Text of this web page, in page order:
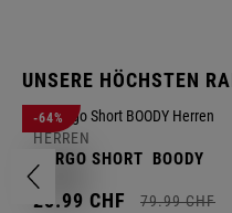
UNSERE HÖCHSTEN
-64%
HERREN
CARGO SHORT BOODY
28.99 CHF 79.99 CHF